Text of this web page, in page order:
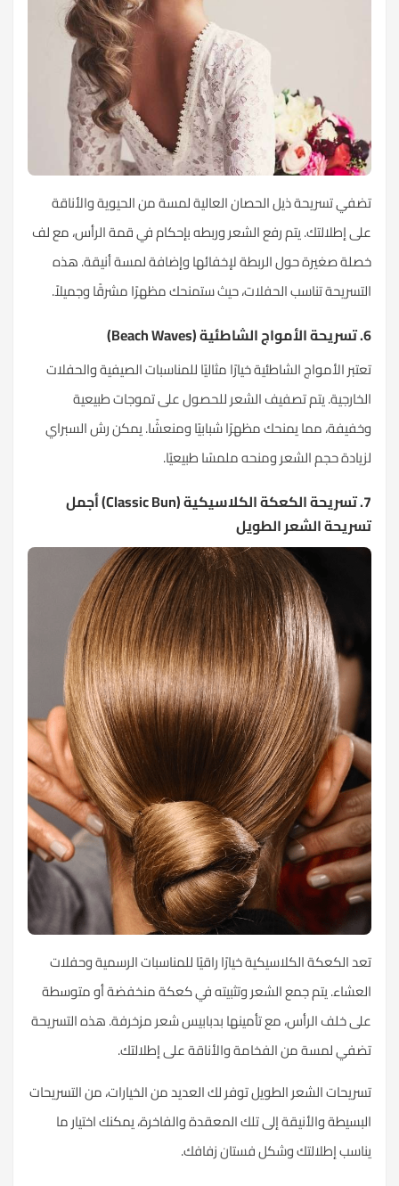
تضفي تسريحة ذيل الحصان العالية لمسة من الحيوية والأناقة
على إطلالتك. يتم رفع الشعر وربطه بإحكام في قمة الرأس، مع لف
خصلة صغيرة حول الربطة لإخفائها وإضافة لمسة أنيقة. هذه
التسريحة تناسب الحفلات، حيث ستمنحك مظهرًا مشرقًا وجميلاً.
6. تسريحة الأمواج الشاطئية (Beach Waves)
تعتبر الأمواج الشاطئية خيارًا مثاليًا للمناسبات الصيفية والحفلات
الخارجية. يتم تصفيف الشعر للحصول على تموجات طبيعية
وخفيفة، مما يمنحك مظهرًا شبابيًا ومنعشًا. يمكن رش السبراي
لزيادة حجم الشعر ومنحه ملمسًا طبيعيًا.
7. تسريحة الكعكة الكلاسيكية (Classic Bun) أجمل
تسريحة الشعر الطويل
تعد الكعكة الكلاسيكية خيارًا راقيًا للمناسبات الرسمية وحفلات
العشاء. يتم جمع الشعر وتثبيته في كعكة منخفضة أو متوسطة
على خلف الرأس، مع تأمينها بدبابيس شعر مزخرفة. هذه التسريحة
تضفي لمسة من الفخامة والأناقة على إطلالتك.
تسريحات الشعر الطويل توفر لك العديد من الخيارات، من التسريحات
البسيطة والأنيقة إلى تلك المعقدة والفاخرة، يمكنك اختيار ما
يناسب إطلالتك وشكل فستان زفافك.